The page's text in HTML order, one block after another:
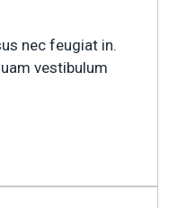
nec feugiat in.
vestibulum